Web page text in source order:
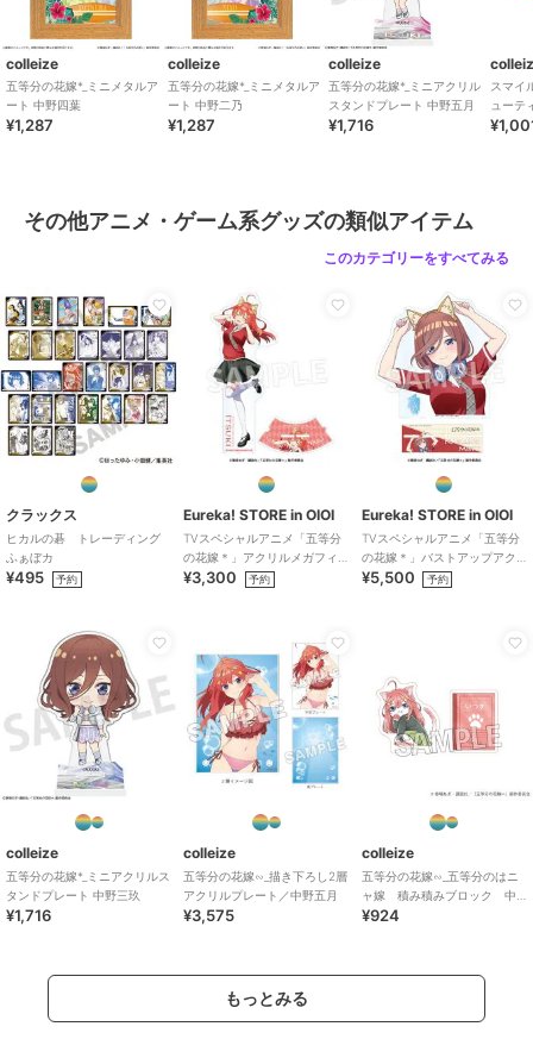
colleize
五等分の花嫁*_ミニメタルア
ート 中野四葉
¥1,287
colleize
五等分の花嫁*_ミニメタルア
ート 中野二乃
¥1,287
colleize
五等分の花嫁*_ミニアクリル
スタンドプレート 中野五月
¥1,716
スマイ
ューテ
リップ
その他アニメ・ゲーム系グッズの類似アイテム
このカテゴリーをすべてみる
クラックス
ヒカルの碁 トレーディング
ふぁぼカ
¥495 予約
Eureka! STORE in OIOI
TVスペシャルアニメ「五等分
の花嫁＊」アクリルメガフィ
ギュア 五月
¥3,300 予約
Eureka! STORE in OIOI
TVスペシャルアニメ「五等分
の花嫁＊」バストアップアク
リルメガスタンド 三玖
¥5,500 予約
colleize
五等分の花嫁*_ミニアクリルス
タンドプレート 中野三玖
¥1,716
colleize
五等分の花嫁∽_描き下ろし2層
アクリルプレート／中野五月
¥3,575
colleize
五等分の花嫁∽_五等分のはニ
ャ嫁 積み積みブロック 中
野五月
¥924
もっとみる